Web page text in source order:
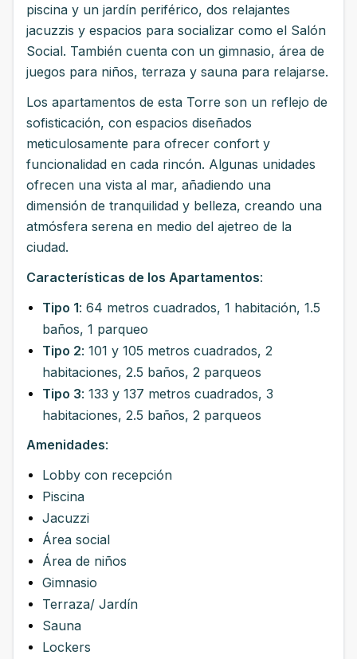
piscina y un jardín periférico, dos relajantes
jacuzzis y espacios para socializar como el Salón
Social. También cuenta con un gimnasio, área de
juegos para niños, terraza y sauna para relajarse.
Los apartamentos de esta Torre son un reflejo de
sofisticación, con espacios diseñados
meticulosamente para ofrecer confort y
funcionalidad en cada rincón. Algunas unidades
ofrecen una vista al mar, añadiendo una
dimensión de tranquilidad y belleza, creando una
atmósfera serena en medio del ajetreo de la
ciudad.
Características de los Apartamentos:
Tipo 1: 64 metros cuadrados, 1 habitación, 1.5
baños, 1 parqueo
Tipo 2: 101 y 105 metros cuadrados, 2
habitaciones, 2.5 baños, 2 parqueos
Tipo 3: 133 y 137 metros cuadrados, 3
habitaciones, 2.5 baños, 2 parqueos
Amenidades:
Lobby con recepción
Piscina
Jacuzzi
Área social
Área de niños
Gimnasio
Terraza/ Jardín
Sauna
Lockers